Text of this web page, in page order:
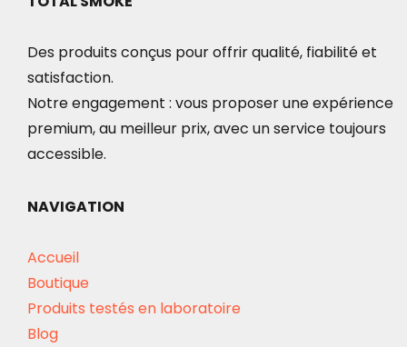
Des produits conçus pour offrir qualité, fiabilité et
satisfaction.
Notre engagement : vous proposer une expérience
premium, au meilleur prix, avec un service toujours
accessible.
NAVIGATION
Accueil
Boutique
Produits testés en laboratoire
Blog